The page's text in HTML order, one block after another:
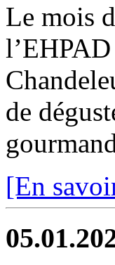
Le mois
de
[En